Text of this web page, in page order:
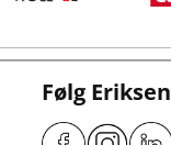
Følg Eriksen